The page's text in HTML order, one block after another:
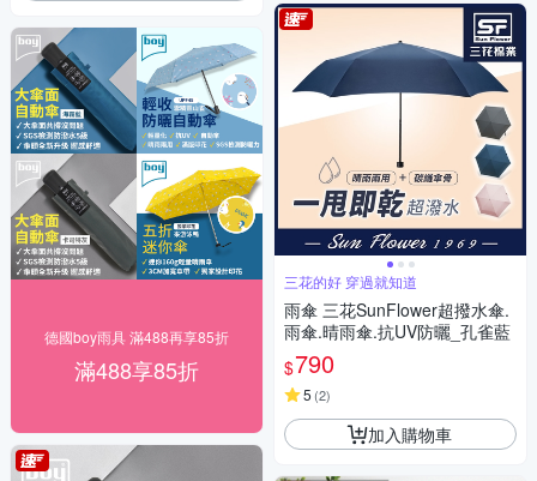
德國boy雨具 滿488再享85折
滿488享85折
三花的好 穿過就知道
雨傘 三花SunFlower超撥水傘.
雨傘.晴雨傘.抗UV防曬_孔雀藍
$790
5 (2)
加入購物車